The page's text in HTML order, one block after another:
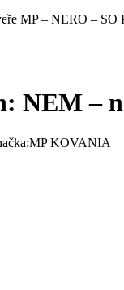
MP – NERO – SO
NEM –
MP KOVANIA